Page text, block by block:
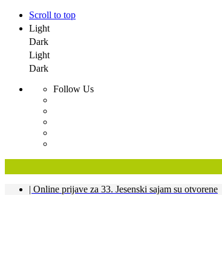
Scroll to top
Light
Dark
Light
Dark
Follow Us
| Online prijave za 33. Jesenski sajam su otvorene